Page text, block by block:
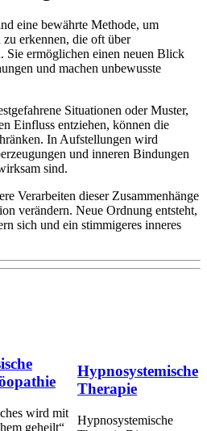
eine bewährte Methode, um
erkennen, die oft über
Sie ermöglichen einen neuen Blick
und machen unbewusste
Situationen oder Muster,
Einfluss entziehen, können die
In Aufstellungen wird
und inneren Bindungen
sind.
Verarbeiten dieser Zusammenhänge
verändern. Neue Ordnung entsteht,
sich und ein stimmigeres inneres
wird mit
geheilt“
Hypnosystemische
Therapie
Hypnosystemische